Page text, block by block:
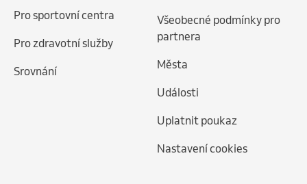
Pro sportovní centra
Pro zdravotní služby
Srovnání
Všeobecné podmínky pro
partnera
Města
Události
Uplatnit poukaz
Nastavení cookies